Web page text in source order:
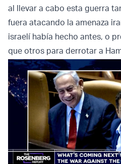
al llevar a cabo esta guerra
fuera atacando la amenaza
israelí había hecho antes, o
que otros para derrotar a